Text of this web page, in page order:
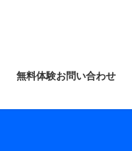
無料体験お問い合わせ